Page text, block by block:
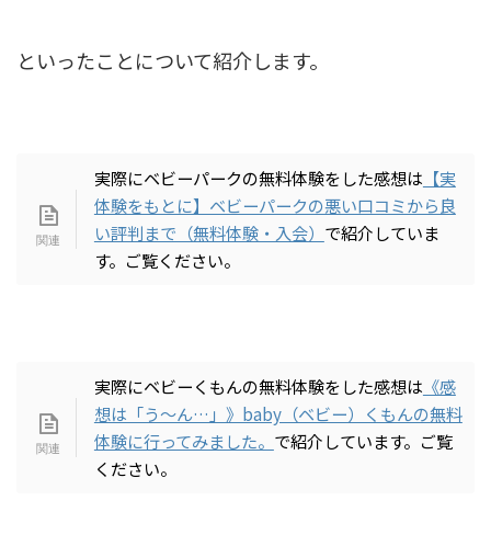
といったことについて紹介します。
実際にベビーパークの無料体験をした感想は 【実
体験をもとに】ベビーパークの悪い口コミから良
い評判まで（無料体験・入会） で紹介していま
す。ご覧ください。
実際にベビーくもんの無料体験をした感想は 《感
想は「う〜ん…」》baby（ベビー）くもんの無料
体験に行ってみました。 で紹介しています。ご覧
ください。